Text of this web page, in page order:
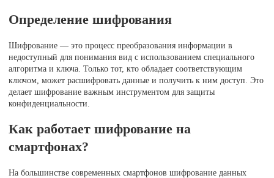
Определение шифрования
Шифрование — это процесс преобразования информации в
недоступный для понимания вид с использованием специального
алгоритма и ключа. Только тот, кто обладает соответствующим
ключом, может расшифровать данные и получить к ним доступ. Это
делает шифрование важным инструментом для защиты
конфиденциальности.
Как работает шифрование на
смартфонах?
На большинстве современных смартфонов шифрование данных